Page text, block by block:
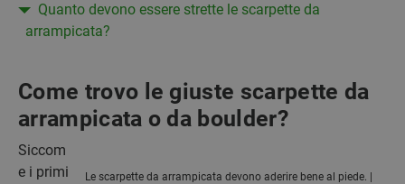
Quanto devono essere strette le scarpette da
arrampicata?
Come trovo le giuste scarpette da
arrampicata o da boulder?
Le scarpette da arrampicata devono aderire bene al piede. |
Siccom
e i primi